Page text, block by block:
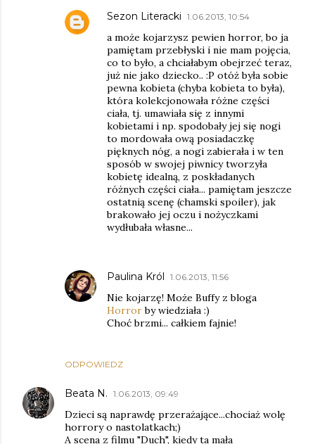
ODPOWIEDZ
Sezon Literacki 1.06.2013, 10:54
a może kojarzysz pewien horror, bo ja
pamiętam przebłyski i nie mam pojęcia,
co to było, a chciałabym obejrzeć teraz,
już nie jako dziecko.. :P otóż była sobie
pewna kobieta (chyba kobieta to była),
która kolekcjonowała różne części
ciała, tj. umawiała się z innymi
kobietami i np. spodobały jej się nogi
to mordowała ową posiadaczkę
pięknych nóg, a nogi zabierała i w ten
sposób w swojej piwnicy tworzyła
kobietę idealną, z poskładanych
różnych części ciała... pamiętam jeszcze
ostatnią scenę (chamski spoiler), jak
brakowało jej oczu i nożyczkami
wydłubała własne...
Paulina Król 1.06.2013, 11:56
Nie kojarzę! Może Buffy z bloga
Horrorby wiedziała :)
Choć brzmi... całkiem fajnie!
Beata N. 1.06.2013, 09:49
Dzieci są naprawdę przerażające...chociaż wolę
horrory o nastolatkach;)
A scena z filmu "Duch", kiedy ta mała